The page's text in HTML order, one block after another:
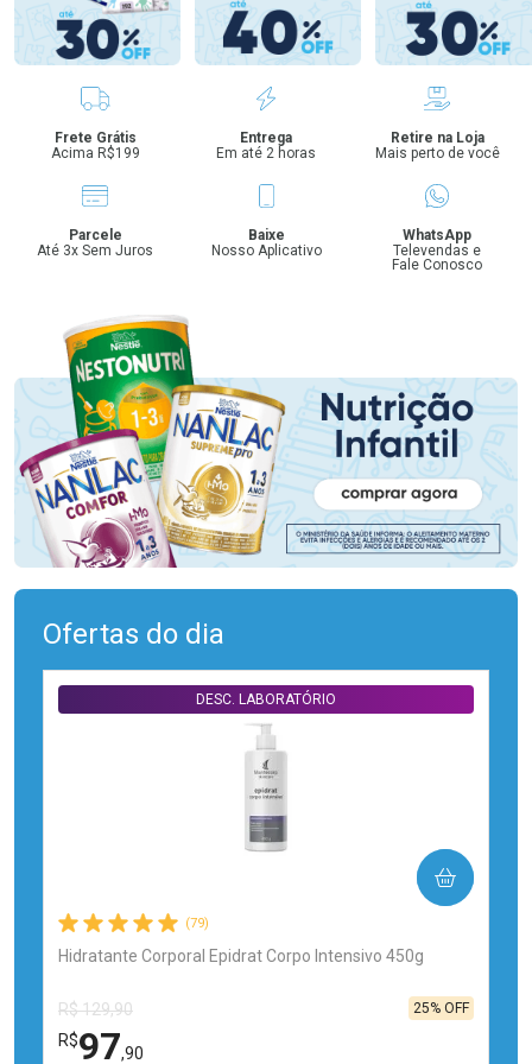
Benefícios
Frete Grátis
Acima R$199
Entrega
Em até 2 horas
Retire na Loja
Mais perto de você
Parcele
Até 3x Sem Juros
Baixe
Nosso Aplicativo
WhatsApp
Televendas e
Fale Conosco
Ofertas do dia
(79)
Hidratante Corporal Epidrat Corpo Intensivo 450g
DESC. LABORATÓRIO
R$ 129,90
R$97,90
25% OFF
COMPRAR